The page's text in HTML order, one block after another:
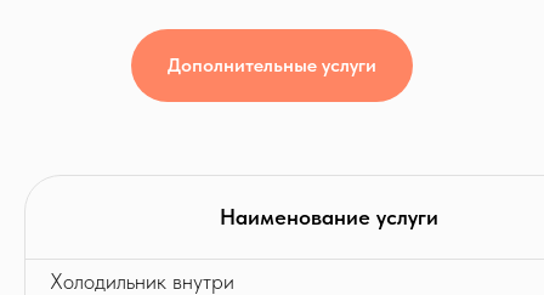
Дополнительные услуги
Наименование услуги
Холодильник внутри
Почему стоит
имеено у нас?